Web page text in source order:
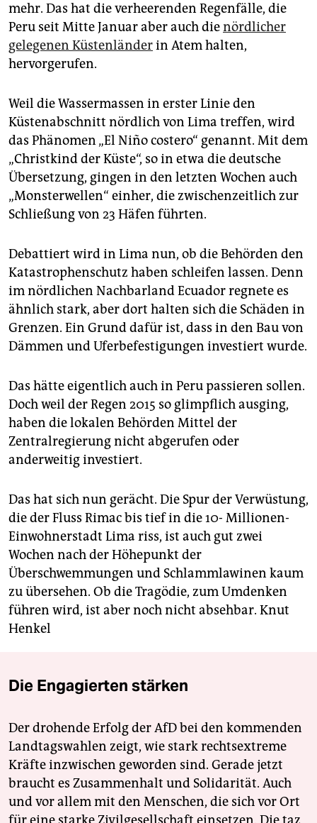
mehr. Das hat die verheerenden Regenfälle, die
Peru seit Mitte Januar aber auch dienördlicher
gelegenen Küstenländerin Atem halten,
hervorgerufen.
Weil die Wassermassen in erster Linie den
Küstenabschnitt nördlich von Lima treffen, wird
das Phänomen „El Niño costero“ genannt. Mit dem
„Christkind der Küste“, so in etwa die deutsche
Übersetzung, gingen in den letzten Wochen auch
„Monsterwellen“ einher, die zwischenzeitlich zur
Schließung von 23 Häfen führten.
Debattiert wird in Lima nun, ob die Behörden den
Katastrophenschutz haben schleifen lassen. Denn
im nördlichen Nachbarland Ecuador regnete es
ähnlich stark, aber dort halten sich die Schäden in
Grenzen. Ein Grund dafür ist, dass in den Bau von
Dämmen und Uferbefestigungen investiert wurde.
Das hätte eigentlich auch in Peru passieren sollen.
Doch weil der Regen 2015 so glimpflich ausging,
haben die lokalen Behörden Mittel der
Zentralregierung nicht abgerufen oder
anderweitig investiert.
Das hat sich nun gerächt. Die Spur der Verwüstung,
die der Fluss Rimac bis tief in die 10- Millionen-
Einwohnerstadt Lima riss, ist auch gut zwei
Wochen nach der Höhepunkt der
Überschwemmungen und Schlammlawinen kaum
zu übersehen. Ob die Tragödie, zum Umdenken
führen wird, ist aber noch nicht absehbar. Knut
Henkel
Die Engagierten stärken
Der drohende Erfolg der AfD bei den kommenden
Landtagswahlen zeigt, wie stark rechtsextreme
Kräfte inzwischen geworden sind. Gerade jetzt
braucht es Zusammenhalt und Solidarität. Auch
und vor allem mit den Menschen, die sich vor Ort